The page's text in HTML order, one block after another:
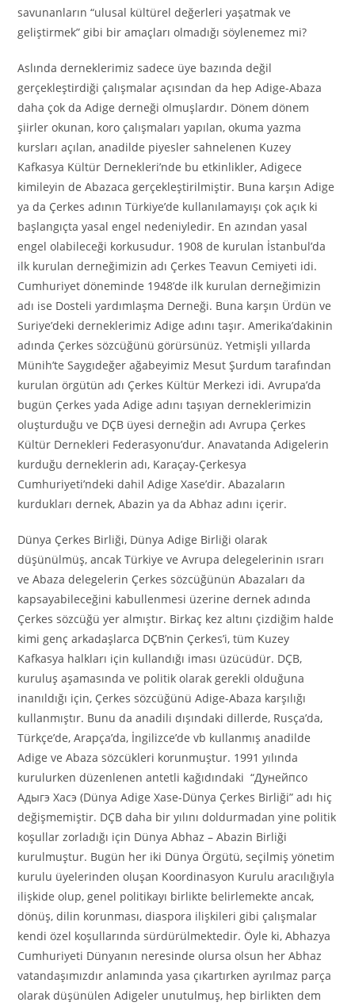
savunanların “ulusal kültürel değerleri yaşatmak ve
geliştirmek” gibi bir amaçları olmadığı söylenemez mi?
Aslında derneklerimiz sadece üye bazında değil
gerçekleştirdiği çalışmalar açısından da hep Adige-Abaza
daha çok da Adige derneği olmuşlardır. Dönem dönem
şiirler okunan, koro çalışmaları yapılan, okuma yazma
kursları açılan, anadilde piyesler sahnelenen Kuzey
Kafkasya Kültür Dernekleri’nde bu etkinlikler, Adigece
kimileyin de Abazaca gerçekleştirilmiştir. Buna karşın Adige
ya da Çerkes adının Türkiye’de kullanılamayışı çok açık ki
başlangıçta yasal engel nedeniyledir. En azından yasal
engel olabileceği korkusudur. 1908 de kurulan İstanbul’da
ilk kurulan derneğimizin adı Çerkes Teavun Cemiyeti idi.
Cumhuriyet döneminde 1948’de ilk kurulan derneğimizin
adı ise Dosteli yardımlaşma Derneği. Buna karşın Ürdün ve
Suriye’deki derneklerimiz Adige adını taşır. Amerika’dakinin
adında Çerkes sözcüğünü görürsünüz. Yetmişli yıllarda
Münih’te Saygıdeğer ağabeyimiz Mesut Şurdum tarafından
kurulan örgütün adı Çerkes Kültür Merkezi idi. Avrupa’da
bugün Çerkes yada Adige adını taşıyan derneklerimizin
oluşturduğu ve DÇB üyesi derneğin adı Avrupa Çerkes
Kültür Dernekleri Federasyonu’dur. Anavatanda Adigelerin
kurduğu derneklerin adı, Karaçay-Çerkesya
Cumhuriyeti’ndeki dahil Adige Xase’dir. Abazaların
kurdukları dernek, Abazin ya da Abhaz adını içerir.
Dünya Çerkes Birliği, Dünya Adige Birliği olarak
düşünülmüş, ancak Türkiye ve Avrupa delegelerinin ısrarı
ve Abaza delegelerin Çerkes sözcüğünün Abazaları da
kapsayabileceğini kabullenmesi üzerine dernek adında
Çerkes sözcüğü yer almıştır. Birkaç kez altını çizdiğim halde
kimi genç arkadaşlarca DÇB’nin Çerkes’i, tüm Kuzey
Kafkasya halkları için kullandığı iması üzücüdür. DÇB,
kuruluş aşamasında ve politik olarak gerekli olduğuna
inanıldığı için, Çerkes sözcüğünü Adige-Abaza karşılığı
kullanmıştır. Bunu da anadili dışındaki dillerde, Rusça’da,
Türkçe’de, Arapça’da, İngilizce’de vb kullanmış anadilde
Adige ve Abaza sözcükleri korunmuştur. 1991 yılında
kurulurken düzenlenen antetli kağıdındaki “Дунейпсо
Адыгэ Хасэ (Dünya Adige Xase-Dünya Çerkes Birliği” adı hiç
değişmemiştir. DÇB daha bir yılını doldurmadan yine politik
koşullar zorladığı için Dünya Abhaz – Abazin Birliği
kurulmuştur. Bugün her iki Dünya Örgütü, seçilmiş yönetim
kurulu üyelerinden oluşan Koordinasyon Kurulu aracılığıyla
ilişkide olup, genel politikayı birlikte belirlemekte ancak,
dönüş, dilin korunması, diaspora ilişkileri gibi çalışmalar
kendi özel koşullarında sürdürülmektedir. Öyle ki, Abhazya
Cumhuriyeti Dünyanın neresinde olursa olsun her Abhaz
vatandaşımızdır anlamında yasa çıkartırken ayrılmaz parça
olarak düşünülen Adigeler unutulmuş, hep birlikten dem